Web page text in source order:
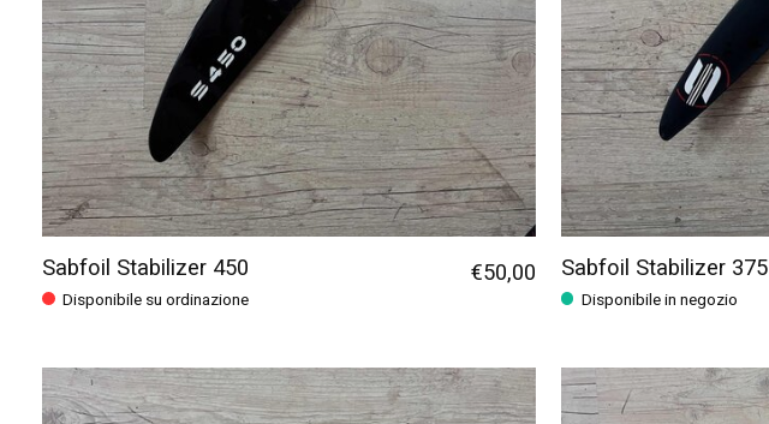
Sabfoil Stabilizer 450
Disponibile su ordinazione
€50,00 Sabfoil Stabilizer 375
Disponibile in negozio